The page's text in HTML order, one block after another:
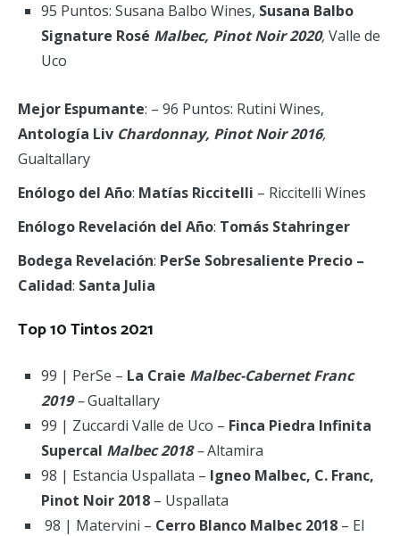
95 Puntos: Susana Balbo Wines, Susana Balbo
Signature Rosé Malbec, Pinot Noir 2020,Valle de
Uco
Mejor Espumante: – 96 Puntos: Rutini Wines,
Antología Liv Chardonnay, Pinot Noir 2016,
Gualtallary
Enólogo del Año: Matías Riccitelli – Riccitelli Wines
Enólogo Revelación del Año: Tomás Stahringer
Bodega Revelación: PerSe Sobresaliente Precio –
Calidad: Santa Julia
Top 10 Tintos 2021
99 | PerSe – La Craie Malbec-Cabernet Franc
2019–Gualtallary
99 | Zuccardi Valle de Uco – Finca Piedra Infinita
Supercal Malbec 2018–Altamira
98 | Estancia Uspallata – Igneo Malbec, C. Franc,
Pinot Noir 2018– Uspallata
98 | Matervini – Cerro Blanco Malbec 2018– El